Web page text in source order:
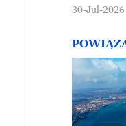
30-Jul-2026